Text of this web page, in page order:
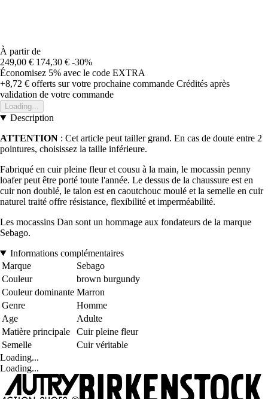
À partir de
249,00 € 174,30 € -30%
Économisez 5% avec le code EXTRA
+8,72 € offerts sur votre prochaine commande Crédités après
validation de votre commande
Loading...
Description
ATTENTION : Cet article peut tailler grand. En cas de doute entre 2
pointures, choisissez la taille inférieure.
Fabriqué en cuir pleine fleur et cousu à la main, le mocassin penny
loafer peut être porté toute l'année. Le dessus de la chaussure est en
cuir non doublé, le talon est en caoutchouc moulé et la semelle en cuir
naturel traité offre résistance, flexibilité et imperméabilité.
Les mocassins Dan sont un hommage aux fondateurs de la marque
Sebago.
Informations complémentaires
Marque
Sebago
Couleur
brown burgundy
Couleur dominante Marron
Genre
Homme
Age
Adulte
Matière principale
Cuir pleine fleur
Semelle
Cuir véritable
Loading...
Loading...